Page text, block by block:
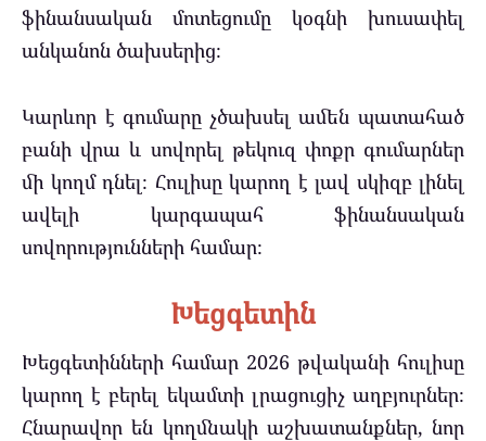
ֆինանսական մոտեցումը կօգնի խուսափել
անկանոն ծախսերից։
Կարևոր է գումարը չծախսել ամեն պատահած
բանի վրա և սովորել թեկուզ փոքր գումարներ
մի կողմ դնել։ Հուլիսը կարող է լավ սկիզբ լինել
ավելի կարգապահ ֆինանսական
սովորությունների համար։
Խեցգետին
Խեցգետինների համար 2026 թվականի հուլիսը
կարող է բերել եկամտի լրացուցիչ աղբյուրներ։
Հնարավոր են կողմնակի աշխատանքներ, նոր